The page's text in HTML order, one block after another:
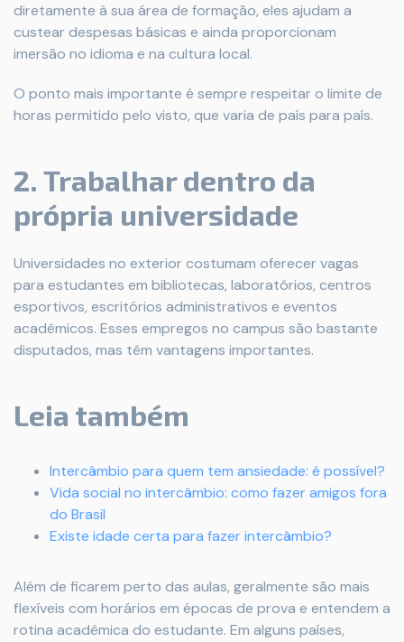
diretamente à sua área de formação, eles ajudam a
custear despesas básicas e ainda proporcionam
imersão no idioma e na cultura local.
O ponto mais importante é sempre respeitar o limite de
horas permitido pelo visto, que varia de país para país.
2. Trabalhar dentro da
própria universidade
Universidades no exterior costumam oferecer vagas
para estudantes em bibliotecas, laboratórios, centros
esportivos, escritórios administrativos e eventos
acadêmicos. Esses empregos no campus são bastante
disputados, mas têm vantagens importantes.
Leia também
Intercâmbio para quem tem ansiedade: é possível?
Vida social no intercâmbio: como fazer amigos fora
do Brasil
Existe idade certa para fazer intercâmbio?
Além de ficarem perto das aulas, geralmente são mais
flexíveis com horários em épocas de prova e entendem a
rotina acadêmica do estudante. Em alguns países,